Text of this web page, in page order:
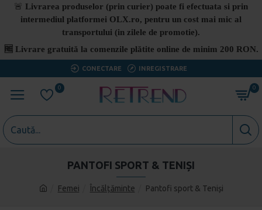
🚨 Livrarea produselor (prin curier) poate fi efectuata si prin
intermediul platformei OLX.ro, pentru un cost mai mic al
transportului (in zilele de promotie).
🆓 Livrare gratuită la comenzile plătite online de minim 200 RON.
CONECTARE INREGISTRARE
0 0
Femei Încălțăminte Pantofi sport & Teniși
PANTOFI SPORT & TENIȘI